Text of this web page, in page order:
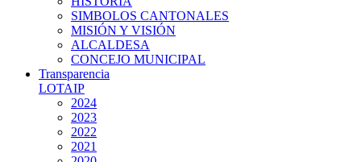
SIMBOLOS CANTONALES
MISIÓN Y VISIÓN
ALCALDESA
CONCEJO MUNICIPAL
Transparencia
LOTAIP
2024
2023
2022
2021